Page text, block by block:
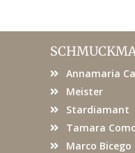
Annamaria
Meister
Stardiamant
Tamara
Marco Bicego